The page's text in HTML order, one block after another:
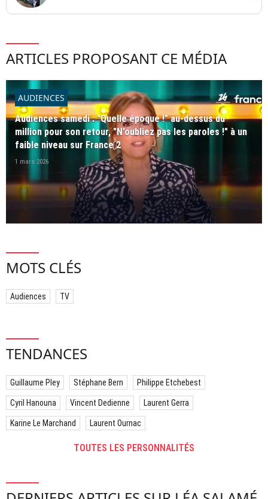
ARTICLES PROPOSANT CE MÉDIA
AUDIENCES
Audiences samedi : "Quelle époque !" au-dessus du
million pour son retour, "N'oubliez pas les paroles !" à un
faible niveau sur France 2
1 mars 2026
MOTS CLÉS
Audiences TV
TENDANCES
Guillaume Pley Stéphane Bern Philippe Etchebest
Cyril Hanouna Vincent Dedienne Laurent Gerra
Karine Le Marchand Laurent Ournac
TOUTES LES PERSONNALITÉS